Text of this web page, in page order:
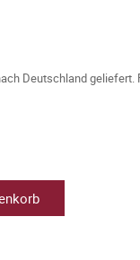
Deutschland